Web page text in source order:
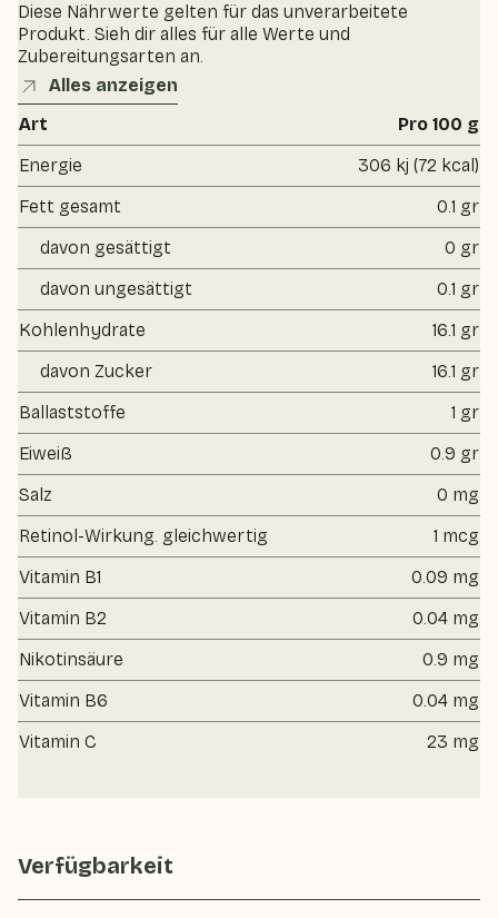
Diese Nährwerte gelten für das unverarbeitete
Produkt. Sieh dir alles für alle Werte und
Zubereitungsarten an.
Alles anzeigen
Art
Pro 100 g
Energie
306 kj (72 kcal)
Fett gesamt
0.1 gr
davon gesättigt
0 gr
davon ungesättigt
0.1 gr
Kohlenhydrate
16.1 gr
davon Zucker
16.1 gr
Ballaststoffe
1 gr
Eiweiß
0.9 gr
Salz
0 mg
Retinol-Wirkung. gleichwertig
1 mcg
Vitamin B1
0.09 mg
Vitamin B2
0.04 mg
Nikotinsäure
0.9 mg
Vitamin B6
0.04 mg
Vitamin C
23 mg
Verfügbarkeit